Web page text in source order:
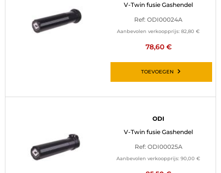
V-Twin fusie Gashendel
Ref: ODI00024A
Aanbevolen verkoopprijs: 82,80 €
78,60 €
TOEVOEGEN
ODI
V-Twin fusie Gashendel
Ref: ODI00025A
Aanbevolen verkoopprijs: 90,00 €